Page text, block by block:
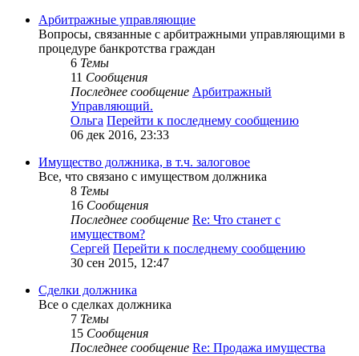
Арбитражные управляющие
Вопросы, связанные с арбитражными управляющими в
процедуре банкротства граждан
6 Темы
11 Сообщения
Последнее сообщение Арбитражный
Управляющий.
Ольга Перейти к последнему сообщению
06 дек 2016, 23:33
Имущество должника, в т.ч. залоговое
Все, что связано с имуществом должника
8 Темы
16 Сообщения
Последнее сообщение Re: Что станет с
имуществом?
Сергей Перейти к последнему сообщению
30 сен 2015, 12:47
Сделки должника
Все о сделках должника
7 Темы
15 Сообщения
Последнее сообщение Re: Продажа имущества